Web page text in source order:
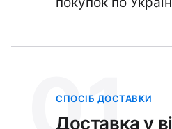
01
СПОСІБ ДОСТАВКИ
Доставка у